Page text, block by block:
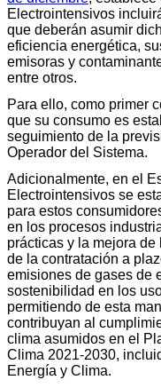
Electrointensivos
que deberán asumir
eficiencia energética,
emisoras y
entre otros.
Para ello, como primer
que su consumo es
seguimiento de la
Operador del Sistema.
Adicionalmente, en el
Electrointensivos se
para estos
en los procesos
prácticas y la mejora
de la contratación a
emisiones de gases de
sostenibilidad en los
permitiendo de esta
contribuyan al
clima asumidos en el
Clima 2021-2030,
Energía y Clima.